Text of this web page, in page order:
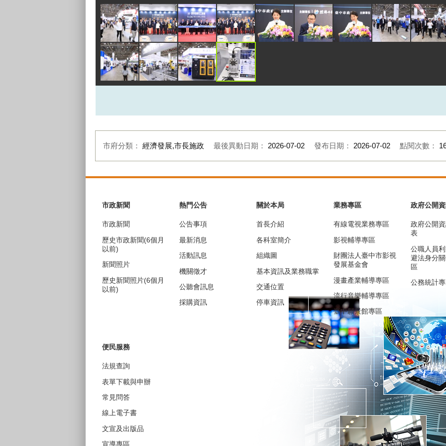
市府分類： 經濟發展,市長施政 最後異動日期： 2026-07-02 發布日期： 2026-07-02 點閱次數：
市政新聞
市政新聞
歷史市政新聞(6個月
以前)
新聞照片
歷史新聞照片(6個月
以前)
熱門公告
公告事項
最新消息
活動訊息
機關徵才
公聽會訊息
採購資訊
關於本局
首長介紹
各科室簡介
組織圖
基本資訊及業務職掌
交通位置
停車資訊
業務專區
有線電視業務專區
影視輔導專區
財團法人臺中市影視
發展基金會
漫畫產業輔導專區
流行音樂輔導專區
臺中願景館專區
政府公開
政府公開
表
公職人員
避法身分
區
公務統計
便民服務
法規查詢
表單下載與申辦
常見問答
線上電子書
文宣及出版品
宣導專區